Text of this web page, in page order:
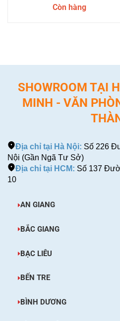
Còn hàng
SHOWROOM TẠI
MINH - VĂN
Địa chỉ tại Hà Nội: Số 226
Nội (Gần Ngã Tư Sở)
Địa chỉ tại HCM: Số 137
10
AN GIANG
BẮC GIANG
BẠC LIÊU
BẾN TRE
BÌNH DƯƠNG